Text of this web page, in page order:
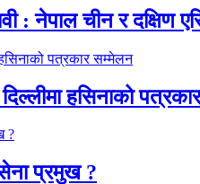
: नेपाल चीन र दक्षिण
हसिनाको
प्रमुख ?